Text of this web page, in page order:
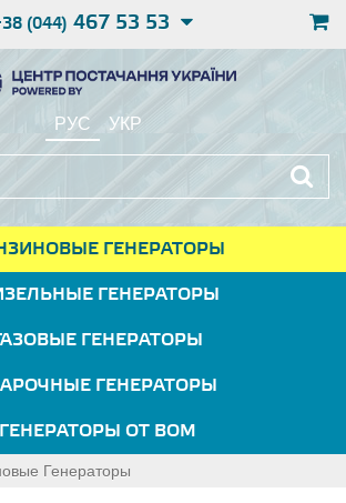
(044) 467 53 53
РУС УКР
ГЕНЕРАТОРЫ
ГЕНЕРАТОРЫ
ГЕНЕРАТОРЫ
ГЕНЕРАТОРЫ
ГЕНЕРАТОРЫ ОТ ВОМ
Генераторы